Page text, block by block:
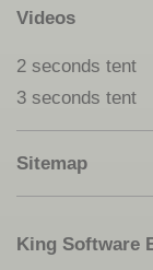
Videos
2 seconds tent
3 seconds tent
Sitemap
King Software